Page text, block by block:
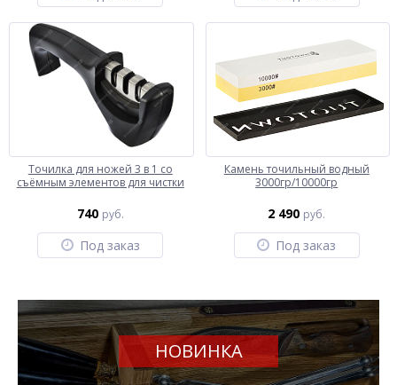
Точилка для ножей 3 в 1 со
съёмным элементов для чистки
740 руб.
Под заказ
Камень точильный водный
3000гр/10000гр
2 490 руб.
Под заказ
НОВИНКА